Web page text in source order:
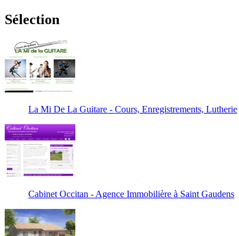
Sélection
La Mi De La Guitare - Cours, Enregistrements, Lutherie
Cabinet Occitan - Agence Immobilière à Saint Gaudens